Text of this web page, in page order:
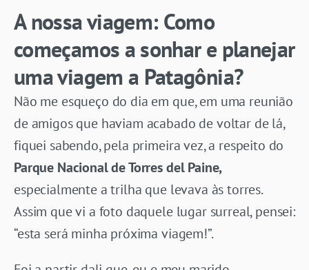
A nossa viagem: Como
começamos a sonhar e planejar
uma viagem a Patagônia?
Não me esqueço do dia em que, em uma reunião
de amigos que haviam acabado de voltar de lá,
fiquei sabendo, pela primeira vez, a respeito do
Parque Nacional de Torres del Paine,
especialmente a trilha que levava às torres.
Assim que vi a foto daquele lugar surreal, pensei:
“esta será minha próxima viagem!”.